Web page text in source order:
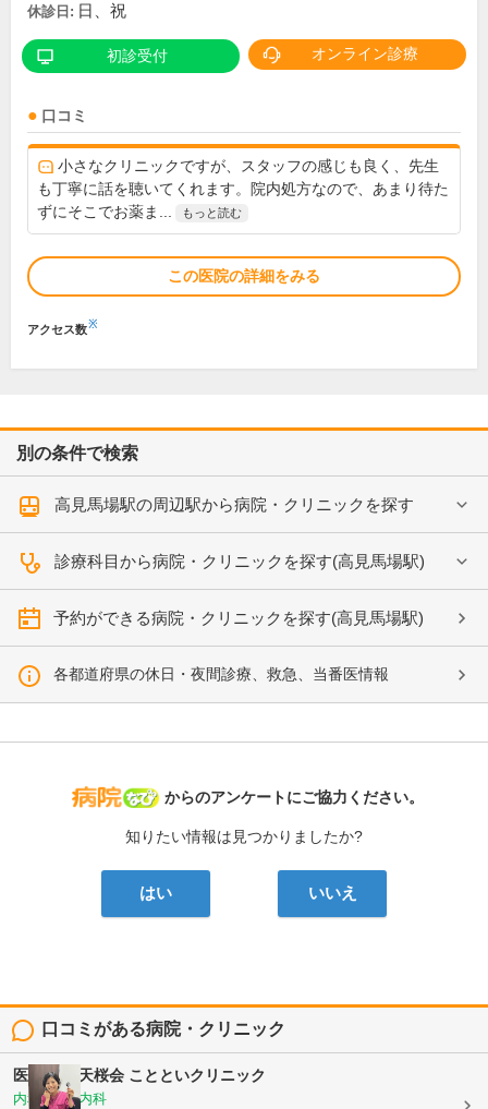
休診日: 日、祝
初診受付 オンライン診療
口コミ
小さなクリニックですが、スタッフの感じも良く、先生
も丁寧に話を聴いてくれます。院内処方なので、あまり待た
ずにそこでお薬ま...
もっと読む
この医院の詳細をみる
アクセス数※
別の条件で検索
高見馬場駅の周辺駅から病院・クリニックを探す
診療科目から病院・クリニックを探す(高見馬場駅)
予約ができる病院・クリニックを探す(高見馬場駅)
各都道府県の休日・夜間診療、救急、当番医情報
病院なび
からのアンケートにご協力ください。
知りたい情報は見つかりましたか?
はい いいえ
口コミがある病院・クリニック
医療法人 天桜会 ことといクリニック
内科, 血液内科